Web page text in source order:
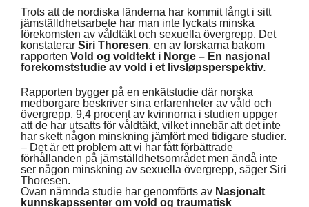
Trots att de nordiska länderna har kommit långt i sitt
jämställdhetsarbete har man inte lyckats minska
förekomsten av våldtäkt och sexuella övergrepp. Det
konstaterar Siri Thoresen, en av forskarna bakom
rapporten Vold og voldtekt i Norge – En nasjonal
forekomststudie av vold i et livsløpsperspektiv.
Rapporten bygger på en enkätstudie där norska
medborgare beskriver sina erfarenheter av våld och
övergrepp. 9,4 procent av kvinnorna i studien uppger
att de har utsatts för våldtäkt, vilket innebär att det inte
har skett någon minskning jämfört med tidigare studier.
– Det är ett problem att vi har fått förbättrade
förhållanden på jämställdhetsområdet men ändå inte
ser någon minskning av sexuella övergrepp, säger Siri
Thoresen.
Ovan nämnda studie har genomförts av Nasjonalt
kunnskapssenter om vold og traumatisk